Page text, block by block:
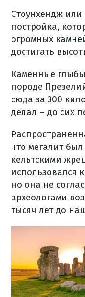
Стоунхендж или
постройка,
огромных
достигать
Каменные
породе
сюда за 300
делал – до сих
что мегалит
кельтскими
использовался
но она не
археологами
тысяч лет до